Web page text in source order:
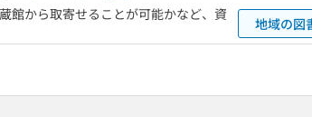
館から取寄せることが可能かなど、資
地域の図